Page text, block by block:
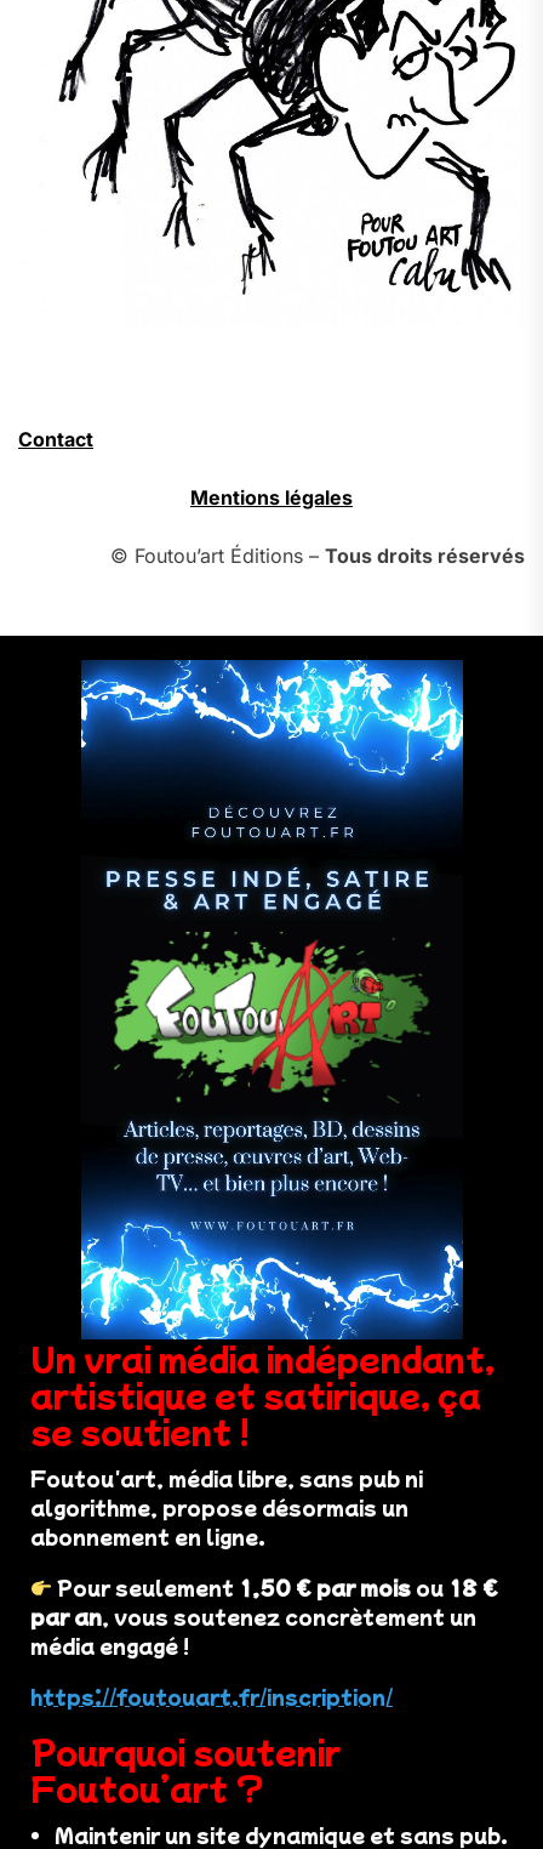
Contact
Mentions légales
© Foutou’art Éditions – Tous droits réservés
Un vrai média indépendant,
artistique et satirique, ça
se soutient !
Foutou'art, média libre, sans pub ni
algorithme, propose désormais un
abonnement en ligne.
Pour seulement 1,50 € par mois ou 18 €
par an, vous soutenez concrètement un
média engagé !
https://foutouart.fr/inscription/
Pourquoi soutenir
Foutou’art ?
Maintenir un site dynamique et sans pub.